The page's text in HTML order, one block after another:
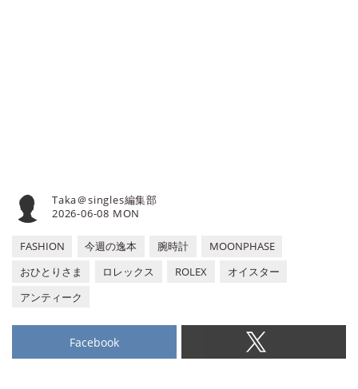
2026-06-08 MON
Taka＠singles編集部
FASHION 今週の逸本 腕時計
MOONPHASE
おひとりさま
ロレックス ROLEX
オイスター
アンティーク
Facebook